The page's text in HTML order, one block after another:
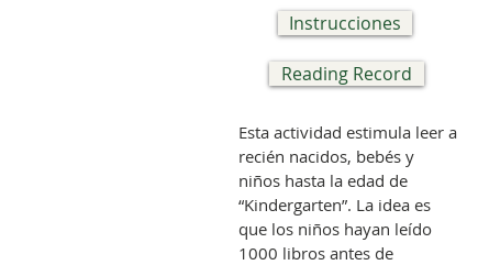
Esta actividad estimula leer a
recién nacidos, bebés y
niños hasta la edad de
“Kindergarten”. La idea es
que los niños hayan leído
1000 libros antes de
Instrucciones
Reading Record